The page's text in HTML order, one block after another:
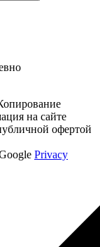
на сайте
офертой
Privacy